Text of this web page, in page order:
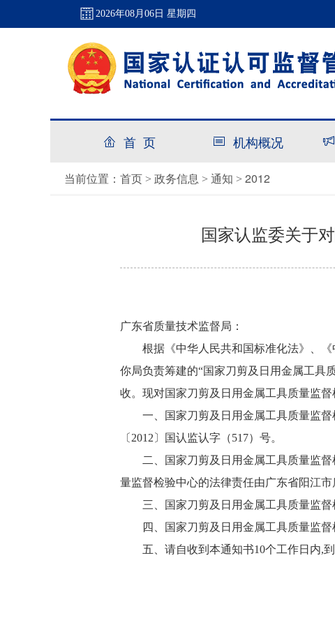
2026年08月06日 星期四
首 页 机构概况
当前位置： 首页 > 政务信息 > 通知 > 2012
国家认监委关于
广东省质量技术监督局：
根据《中华人民共和国标准化法》、《
你局负责筹建的“国家刀剪及日用金属工具
收。现对国家刀剪及日用金属工具质量监督
一、国家刀剪及日用金属工具质量监督
〔2012〕国认监认字（517）号。
二、国家刀剪及日用金属工具质量监督
量监督检验中心的法律责任由广东省阳江市
三、国家刀剪及日用金属工具质量监督
四、国家刀剪及日用金属工具质量监督
五、请自收到本通知书10个工作日内,到